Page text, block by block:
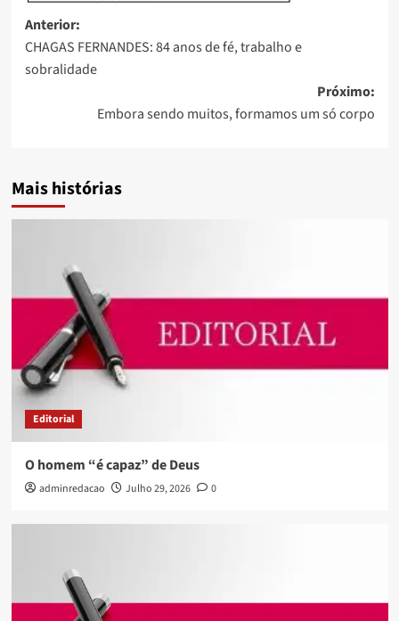
Anterior:
CHAGAS FERNANDES: 84 anos de fé, trabalho e
sobralidade
Próximo:
Embora sendo muitos, formamos um só corpo
Mais histórias
Editorial
O homem “é capaz” de Deus
adminredacao Julho 29, 2026 0